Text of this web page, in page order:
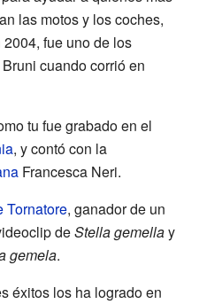
las motos y los coches,
2004, fue uno de los
cuando corrió en
tu fue grabado en el
, y contó con la
Francesca Neri.
Tornatore, ganador de un
deStella gemellay
gemela.
éxitos los ha logrado en